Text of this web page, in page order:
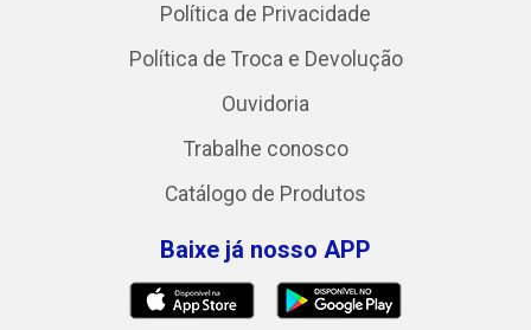
Política de Privacidade
Política de Troca e Devolução
Ouvidoria
Trabalhe conosco
Catálogo de Produtos
Baixe já nosso APP